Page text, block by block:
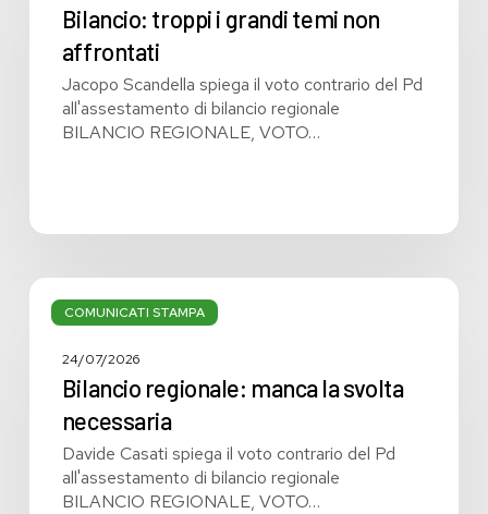
affrontati
Bilancio: troppi i grandi temi non
affrontati
Jacopo Scandella spiega il voto contrario del Pd
all'assestamento di bilancio regionale
BILANCIO REGIONALE, VOTO…
COMUNICATI STAMPA
Bilancio
regionale:
svolta
24/07/2026
Bilancio regionale: manca la svolta
necessaria
Davide Casati spiega il voto contrario del Pd
all'assestamento di bilancio regionale
BILANCIO REGIONALE, VOTO…